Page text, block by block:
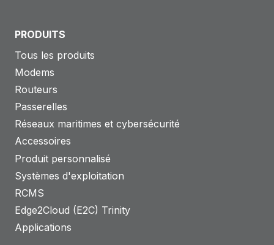
PRODUITS
Tous les produits
Modems
Routeurs
Passerelles
Réseaux maritimes et cybersécurité
Accessoires
Produit personnalisé
Systèmes d'exploitation
RCMS
Edge2Cloud (E2C) Trinity
Applications